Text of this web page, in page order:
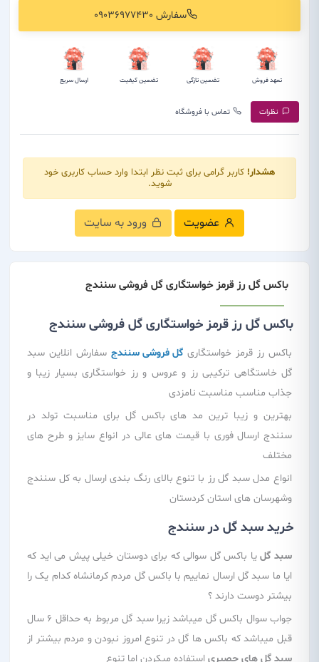
سفارش 09036977430
تعهد فروش تضمین تازگی تضمین کیفیت ارسال سریع
نظرات تماس با فروشگاه
هشدار! کاربر گرامی برای ثبت نظر ابتدا وارد حساب کاربری خود
شوید.
عضویت ورود به سایت
باکس گل رز قرمز خواستگاری گل فروشی سنندج
باکس گل رز قرمز خواستگاری گل فروشی سنندج
باکس رز قرمز خواستگاری گل فروشی سنندج سفارش انلاین سبد
گل خاستگاهی ترکیبی رز و عروس و رز خواستگاری بسیار زیبا و
جذاب مناسب مناسبت نامزدی
بهترین و زیبا ترین مد های باکس گل برای مناسبت تولد در
سنندج ارسال فوری با قیمت های عالی در انواع سایز و طرح های
مختلف
انواع مدل سبد گل رز با تنوع بالای رنگ بندی ارسال به کل سنندج
وشهرسان های استان کردستان
خرید سبد گل در سنندج
سبد گلیا باکس گل سوالی که برای دوستان خیلی پیش می اید که
ایا ما سبد گل ارسال نماییم با باکس گل مردم کرمانشاه کدام یک را
بیشتر دوست دارند ؟
جواب سوال باکس گل میباشد زیرا سبد گل مربوط به حداقل 6 سال
قبل میباشد که باکس ها گل در تنوع امروز نبودن و مردم بیشتر از
سبد گل های حصیری استفاده میکردن اما تنوع